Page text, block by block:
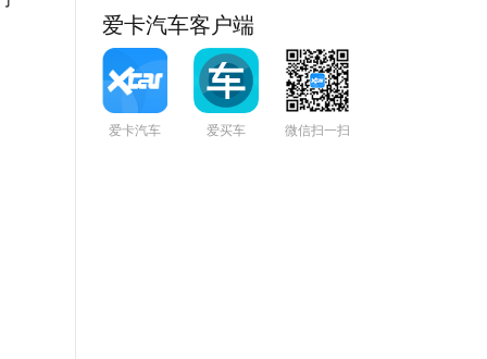
爱卡汽车客户端
爱卡汽车 爱买车 微信扫一扫